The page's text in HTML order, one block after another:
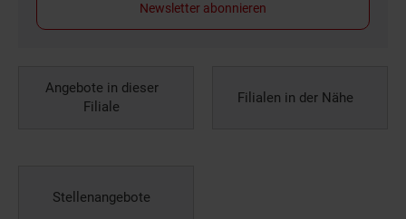
Newsletter abonnieren
Angebote in dieser
Filiale
Filialen in der Nähe
Stellenangebote